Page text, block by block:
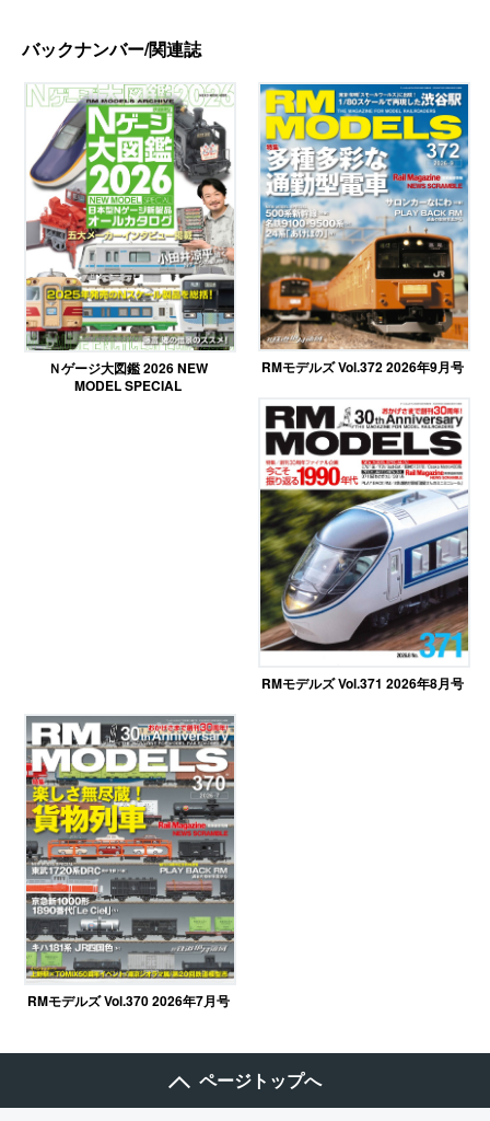
バックナンバー/関連誌
Ｎゲージ大図鑑 2026 NEW
MODEL SPECIAL
RMモデルズ Vol.372 2026年9月号
RMモデルズ Vol.371 2026年8月号
RMモデルズ Vol.370 2026年7月号
ページトップへ